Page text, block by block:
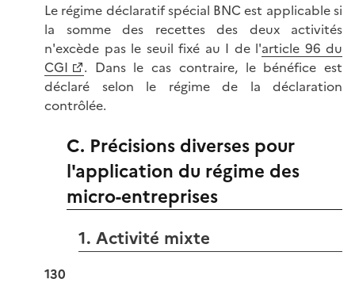
Le régime déclaratif spécial BNC est applicable si
la somme des recettes des deux activités
n'excède pas le seuil fixé au I de l'article 96 du
CGI
. Dans le cas contraire, le bénéfice est
déclaré selon le régime de la déclaration
contrôlée.
C. Précisions diverses pour
l'application du régime des
micro-entreprises
1. Activité mixte
130